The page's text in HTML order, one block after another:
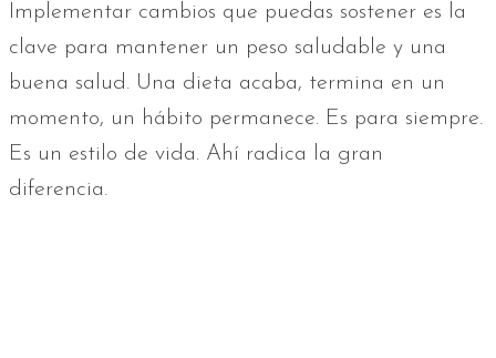
Implementar cambios que puedas sostener es la
clave para mantener un peso saludable y una
buena salud. Una dieta acaba, termina en un
momento, un hábito permanece. Es para siempre.
Es un estilo de vida. Ahí radica la gran
diferencia.